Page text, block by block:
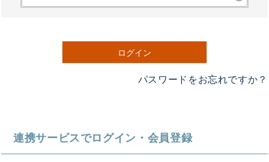
必
)
ログイン
パスワードをお忘れですか？
連携サービスでログイン・会員登録